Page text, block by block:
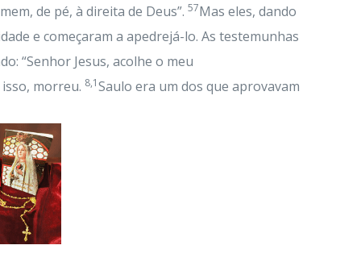
de pé, à direita de Deus”. 57Mas eles, dando
e começaram a apedrejá-lo. As testemunhas
“Senhor Jesus, acolhe o meu
morreu. 8,1Saulo era um dos que aprovavam